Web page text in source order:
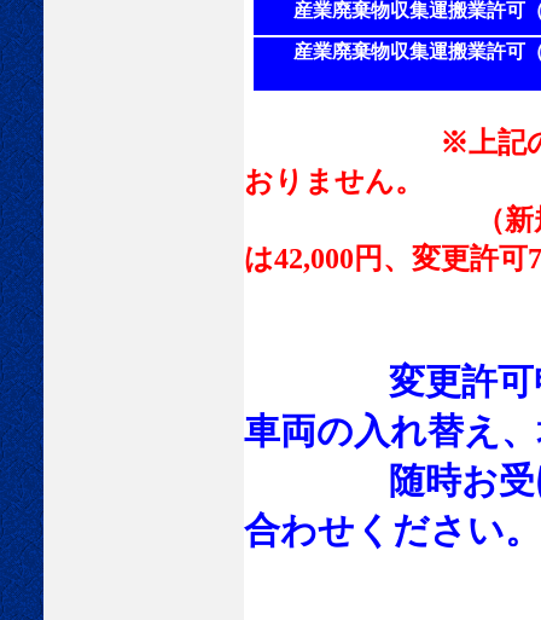
産業廃棄物収集運搬業許可
産業廃棄物収集運搬業許可
※上記の金
おりません。
（新規許可
は42,000円、変更許可
変更許可申請
車両の入れ替え
随時お受け
合わせください。